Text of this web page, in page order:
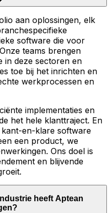
aan oplossingen, elk
software die voor
teams brengen
in deze sectoren en
toe bij het inrichten en
werkprocessen en
implementaties en
het hele klanttraject. En
en-klare software
een product, we
Ons doel is
en blijvende
heeft Aptean